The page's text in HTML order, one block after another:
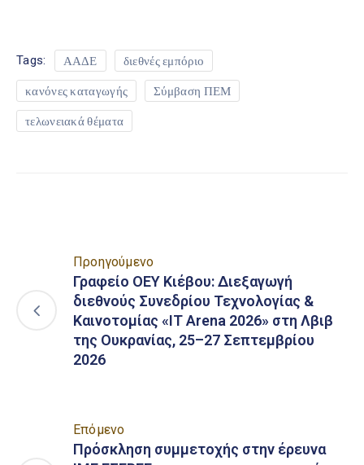
Tags: ΑΑΔΕ διεθνές εμπόριο
κανόνες καταγωγής Σύμβαση ΠΕΜ
τελωνειακά θέματα
Προηγούμενο
Γραφείο ΟΕΥ Κιέβου: Διεξαγωγή
διεθνούς Συνεδρίου Τεχνολογίας &
Καινοτομίας «IT Arena 2026» στη Λβιβ
της Ουκρανίας, 25–27 Σεπτεμβρίου
2026
Επόμενο
Πρόσκληση συμμετοχής στην έρευνα